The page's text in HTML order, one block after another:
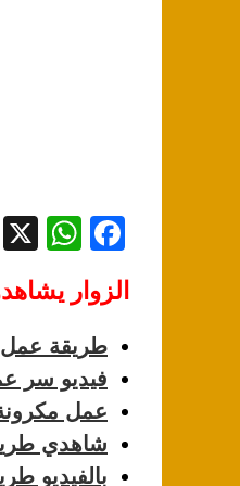
F
c
e
b
o
o
k
W
at
s
A
p
p
الزوار
طريقة عمل
فيديو سر
عمل مكرونة
شاهدي
بالفيديو